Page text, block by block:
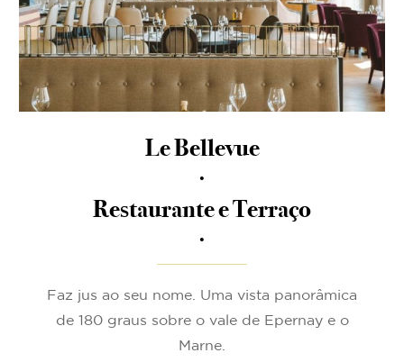
Le Bellevue
.
Restaurante e Terraço
.
Faz jus ao seu nome. Uma vista panorâmica
de 180 graus sobre o vale de Epernay e o
Marne.